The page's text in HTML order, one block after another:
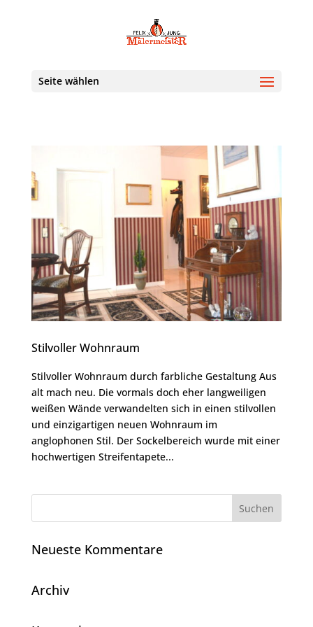
Seite wählen
Stilvoller Wohnraum
Stilvoller Wohnraum durch farbliche Gestaltung Aus
alt mach neu. Die vormals doch eher langweiligen
weißen Wände verwandelten sich in einen stilvollen
und einzigartigen neuen Wohnraum im
anglophonen Stil. Der Sockelbereich wurde mit einer
hochwertigen Streifentapete...
Neueste Kommentare
Archiv